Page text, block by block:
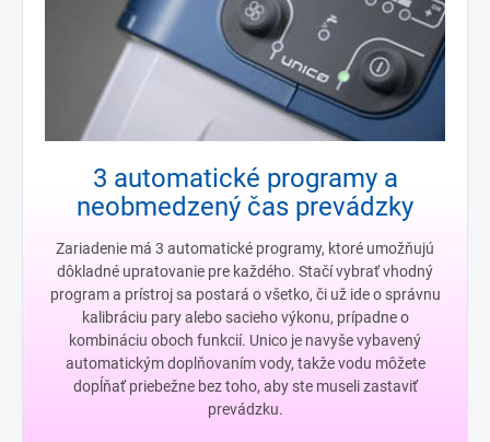
3 automatické programy a
neobmedzený čas prevádzky
Zariadenie má 3 automatické programy, ktoré umožňujú
dôkladné upratovanie pre každého. Stačí vybrať vhodný
program a prístroj sa postará o všetko, či už ide o správnu
kalibráciu pary alebo sacieho výkonu, prípadne o
kombináciu oboch funkcií. Unico je navyše vybavený
automatickým doplňovaním vody, takže vodu môžete
dopĺňať priebežne bez toho, aby ste museli zastaviť
prevádzku.